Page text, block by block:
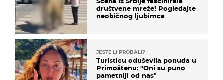
društvene mreže! Pogledajte
neobičnog ljubimca
JESTE LI PROBALI?
Turisticu oduševila ponuda u
Primoštenu: "Oni su puno
pametniji od nas"